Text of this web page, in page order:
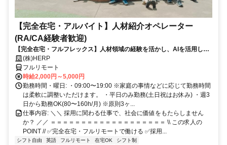
【完全在宅・アルバイト】人材紹介オペレーター
(RA/CA経験者歓迎)
【完全在宅・フルフレックス】人材領域の経験を活かし、AIを活用した
最先端の採用システムに携われる！
(株)HERP
フルリモート
時給2,000円～5,000円
勤務時間・曜日: ・09:00〜19:00 ※家庭の事情などに応じて勤務時間
は柔軟に調整いただけます。 ・平日のみ勤務(土日祝はお休み) ・週3
日から勤務OK(80〜160h/月) ※原則3ヶ...
仕事内容: ＼＼ 採用に関わる仕事で、社会に価値をもたらしません
か？ ／／ ＝＝＝＝＝＝＝＝＝＝＝＝＝＝＝＝＝＝＝ \\ この求人の
POINT // ✅完全在宅・フルリモートで働ける ✅採用...
シフト自由 英語 フルリモート 在宅OK シフト制